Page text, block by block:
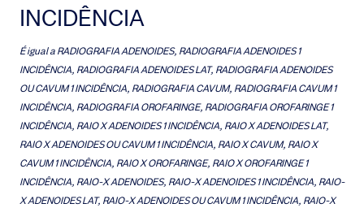
INCIDÊNCIA
É igual aRADIOGRAFIA ADENOIDES, RADIOGRAFIA ADENOIDES 1
INCIDÊNCIA, RADIOGRAFIA ADENOIDES LAT, RADIOGRAFIA ADENOIDES
OU CAVUM 1 INCIDÊNCIA, RADIOGRAFIA CAVUM, RADIOGRAFIA CAVUM 1
INCIDÊNCIA, RADIOGRAFIA OROFARINGE, RADIOGRAFIA OROFARINGE 1
INCIDÊNCIA, RAIO X ADENOIDES 1 INCIDÊNCIA, RAIO X ADENOIDES LAT,
RAIO X ADENOIDES OU CAVUM 1 INCIDÊNCIA, RAIO X CAVUM, RAIO X
CAVUM 1 INCIDÊNCIA, RAIO X OROFARINGE, RAIO X OROFARINGE 1
INCIDÊNCIA, RAIO-X ADENOIDES, RAIO-X ADENOIDES 1 INCIDÊNCIA, RAIO-
X ADENOIDES LAT, RAIO-X ADENOIDES OU CAVUM 1 INCIDÊNCIA, RAIO-X